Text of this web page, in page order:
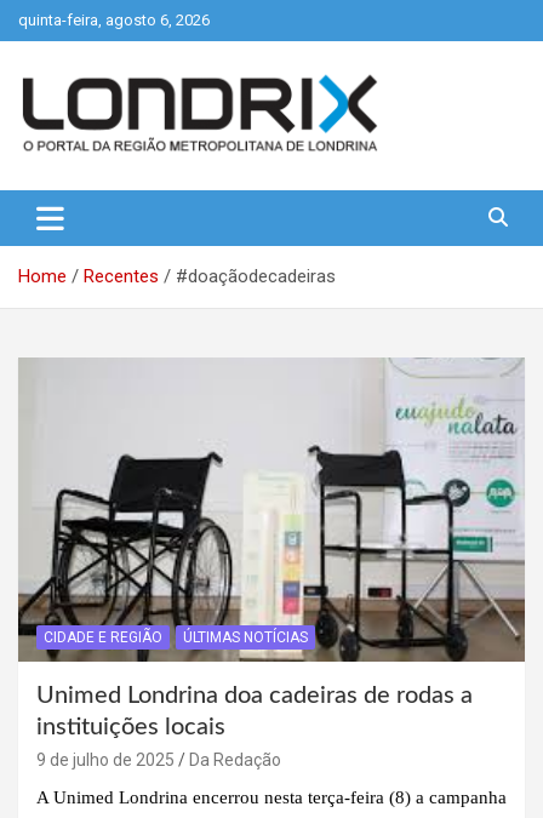
to
quinta-feira, agosto 6, 2026
Londrix
Home Recentes #doaçãodecadeiras
CIDADE E REGIÃO ÚLTIMAS NOTÍCIAS
Unimed Londrina doa cadeiras de rodas a
instituições locais
9 de julho de 2025
Da Redação
A Unimed Londrina encerrou nesta terça-feira (8) a campanha